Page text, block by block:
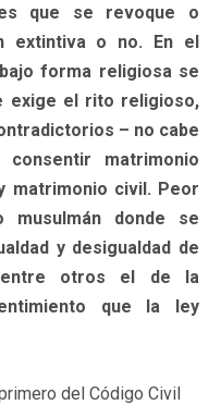
que se revoque o
extintiva o no. En el
forma religiosa se
exige el rito religioso,
– no cabe
matrimonio
matrimonio civil. Peor
donde se
y desigualdad de
entre otros el de la
que la ley
del Código Civil